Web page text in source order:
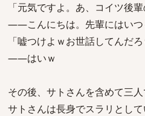
「元気ですよ。あ、コイツ後
――こんにちは。先輩にはいつ
「嘘つけよｗお世話してんだろ
――はいｗ
その後、サトさんを含めて三人
サトさんは長身でスラリとして